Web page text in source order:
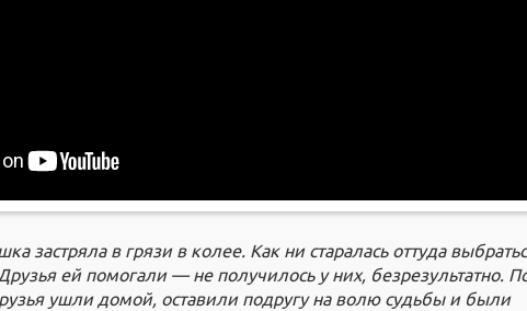
застряла в грязи в колее. Как ни старалась оттуда
ей помогали — не получилось у них, безрезультатно.
ушли домой, оставили подругу на волю судьбы и были